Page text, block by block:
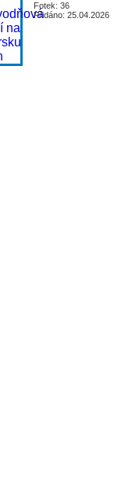
Fotek: 36
Přidáno: 25.04.2026